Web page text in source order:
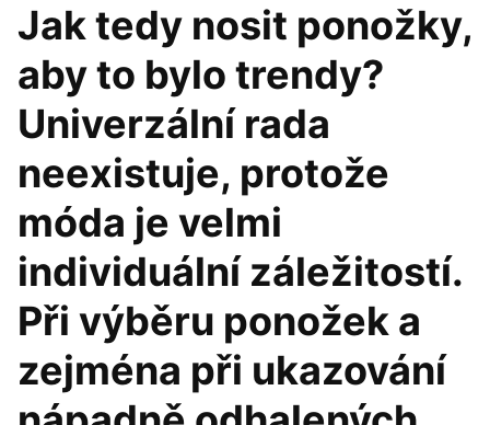
Jak tedy nosit ponožky,
aby to bylo trendy?
Univerzální rada
neexistuje, protože
móda je velmi
individuální záležitostí.
Při výběru ponožek a
zejména při ukazování